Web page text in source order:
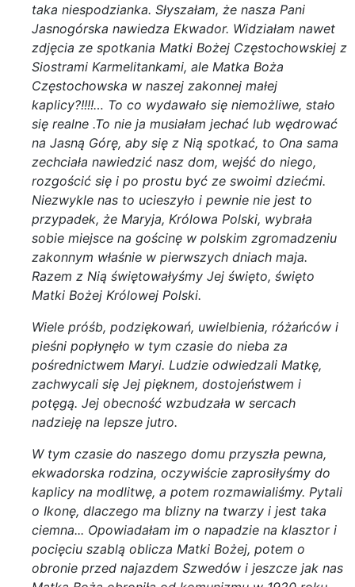
taka niespodzianka. Słyszałam, że nasza Pani
Jasnogórska nawiedza Ekwador. Widziałam nawet
zdjęcia ze spotkania Matki Bożej Częstochowskiej z
Siostrami Karmelitankami, ale Matka Boża
Częstochowska w naszej zakonnej małej
kaplicy?!!!!… To co wydawało się niemożliwe, stało
się realne .To nie ja musiałam jechać lub wędrować
na Jasną Górę, aby się z Nią spotkać, to Ona sama
zechciała nawiedzić nasz dom, wejść do niego,
rozgościć się i po prostu być ze swoimi dziećmi.
Niezwykle nas to ucieszyło i pewnie nie jest to
przypadek, że Maryja, Królowa Polski, wybrała
sobie miejsce na gościnę w polskim zgromadzeniu
zakonnym właśnie w pierwszych dniach maja.
Razem z Nią świętowałyśmy Jej święto, święto
Matki Bożej Królowej Polski.
Wiele próśb, podziękowań, uwielbienia, różańców i
pieśni popłynęło w tym czasie do nieba za
pośrednictwem Maryi. Ludzie odwiedzali Matkę,
zachwycali się Jej pięknem, dostojeństwem i
potęgą. Jej obecność wzbudzała w sercach
nadzieję na lepsze jutro.
W tym czasie do naszego domu przyszła pewna,
ekwadorska rodzina, oczywiście zaprosiłyśmy do
kaplicy na modlitwę, a potem rozmawialiśmy. Pytali
o Ikonę, dlaczego ma blizny na twarzy i jest taka
ciemna... Opowiadałam im o napadzie na klasztor i
pocięciu szablą oblicza Matki Bożej, potem o
obronie przed najazdem Szwedów i jeszcze jak nas